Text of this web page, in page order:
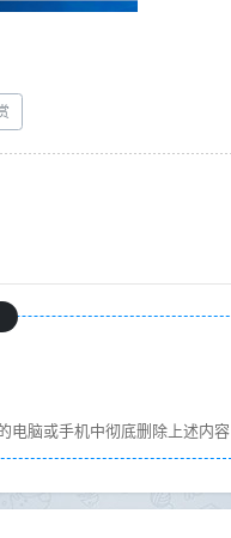
电脑或手机中彻底删除上述内容